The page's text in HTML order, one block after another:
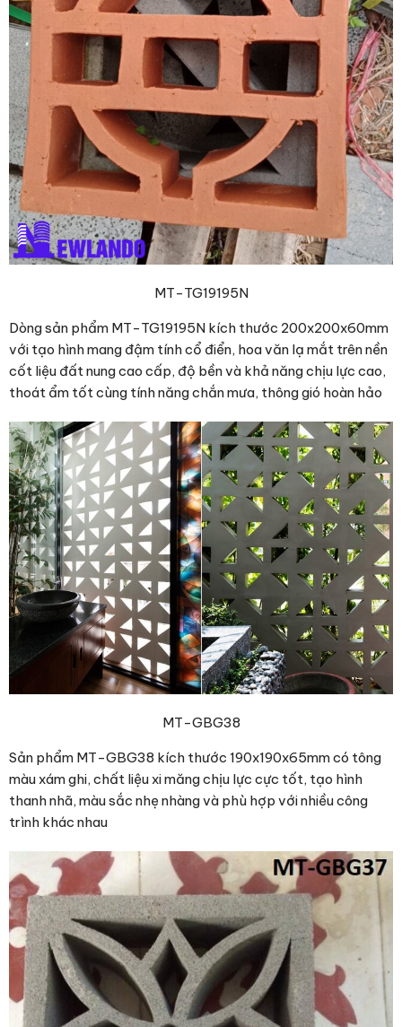
MT-TG19195N
Dòng sản phẩm MT-TG19195N kích thước 200x200x60mm
với tạo hình mang đậm tính cổ điển, hoa văn lạ mắt trên nền
cốt liệu đất nung cao cấp, độ bền và khả năng chịu lực cao,
thoát ẩm tốt cùng tính năng chắn mưa, thông gió hoàn hảo
MT-GBG38
Sản phẩm MT-GBG38 kích thước 190x190x65mm có tông
màu xám ghi, chất liệu xi măng chịu lực cực tốt, tạo hình
thanh nhã, màu sắc nhẹ nhàng và phù hợp với nhiều công
trình khác nhau